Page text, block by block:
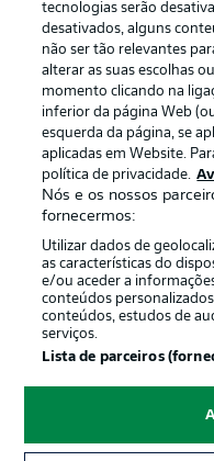
Gerir preferências
Trabalhe conosco
Contato
© 2026
Escolha
tecnologias serão
desativados, alguns
não ser tão relevantes
alterar as suas escolhas
momento clicando na
inferior da página Web
esquerda da página, se
aplicadas em Website.
política de privacidade.
Nós e os nossos
fornecermos:
Utilizar dados de
as características do
e/ou aceder a
conteúdos
conteúdos, estudos de
serviços.
Lista de parceiros